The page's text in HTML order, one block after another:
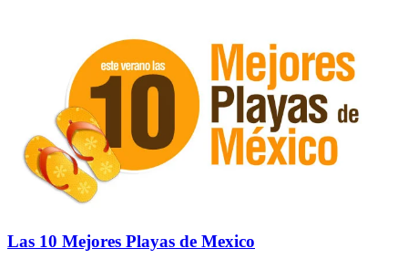
Las 10 Mejores Playas de Mexico